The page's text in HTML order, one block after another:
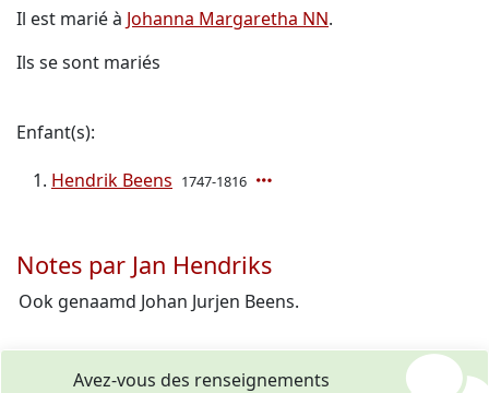
Il est marié à Johanna Margaretha NN.
Ils se sont mariés
Enfant(s):
Hendrik Beens 1747-1816
Notes par Jan Hendriks
Ook genaamd Johan Jurjen Beens.
Avez-vous des renseignements